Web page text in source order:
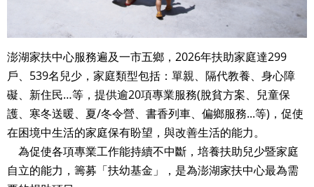
澎湖家扶中心服務遍及一市五鄉，2026年扶助家庭達299
戶、539名兒少，家庭類型包括：單親、隔代教養、身心障
礙、新住民…等，提供逾20項專業服務(脫貧方案、兒童保
護、寒冬送暖、夏/冬令營、書香列車、偏鄉服務...等)，促使
在困境中生活的家庭保有盼望，與改善生活的能力。
為促使各項專業工作能持續不中斷，培養扶助兒少暨家庭
自立的能力，籌募「扶幼基金」，是為澎湖家扶中心最為需